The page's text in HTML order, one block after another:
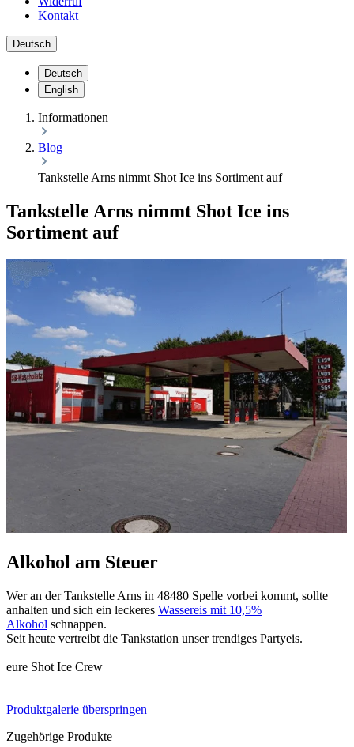
Kontakt
Deutsch
Deutsch
English
Informationen
Blog
Tankstelle Arns nimmt Shot Ice ins Sortiment auf
Tankstelle Arns nimmt Shot Ice ins
Sortiment auf
Alkohol am Steuer
Wer an der Tankstelle Arns in 48480 Spelle vorbei kommt, sollte
anhalten und sich ein leckeres Wassereis mit 10,5%
Alkohol schnappen.
Seit heute vertreibt die Tankstation unser trendiges Partyeis.
eure Shot Ice Crew
Produktgalerie überspringen
Zugehörige Produkte